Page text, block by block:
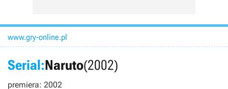
www.gry-online.pl
Serial:Naruto(2002)
premiera: 2002